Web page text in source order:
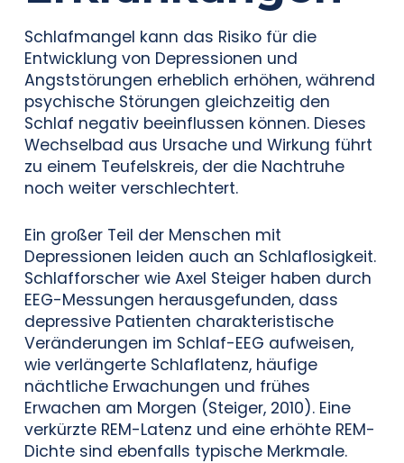
Schlafmangel kann das Risiko für die
Entwicklung von Depressionen und
Angststörungen erheblich erhöhen, während
psychische Störungen gleichzeitig den
Schlaf negativ beeinflussen können. Dieses
Wechselbad aus Ursache und Wirkung führt
zu einem Teufelskreis, der die Nachtruhe
noch weiter verschlechtert.
Ein großer Teil der Menschen mit
Depressionen leiden auch an Schlaflosigkeit.
Schlafforscher wie Axel Steiger haben durch
EEG-Messungen herausgefunden, dass
depressive Patienten charakteristische
Veränderungen im Schlaf-EEG aufweisen,
wie verlängerte Schlaflatenz, häufige
nächtliche Erwachungen und frühes
Erwachen am Morgen (Steiger, 2010). Eine
verkürzte REM-Latenz und eine erhöhte REM-
Dichte sind ebenfalls typische Merkmale.